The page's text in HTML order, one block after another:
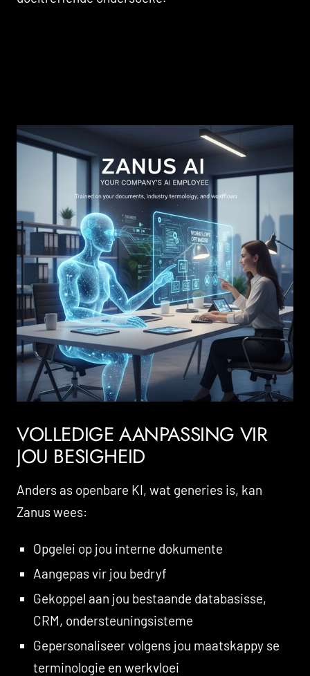
VOLLEDIGE AANPASSING VIR
JOU BESIGHEID
Anders as openbare KI, wat generies is, kan
Zanus wees:
Opgelei op jou interne dokumente
Aangepas vir jou bedryf
Gekoppel aan jou bestaande databasisse,
CRM, ondersteuningsisteme
Gepersonaliseer volgens jou maatskappy se
terminologie en werkvloei